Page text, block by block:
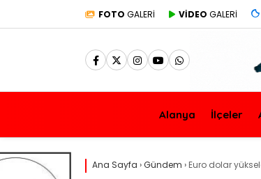
FOTO GALERİ VİDEO GALERİ
Alanya İlçeler
Ana Sayfa ›Gündem › Euro dolar